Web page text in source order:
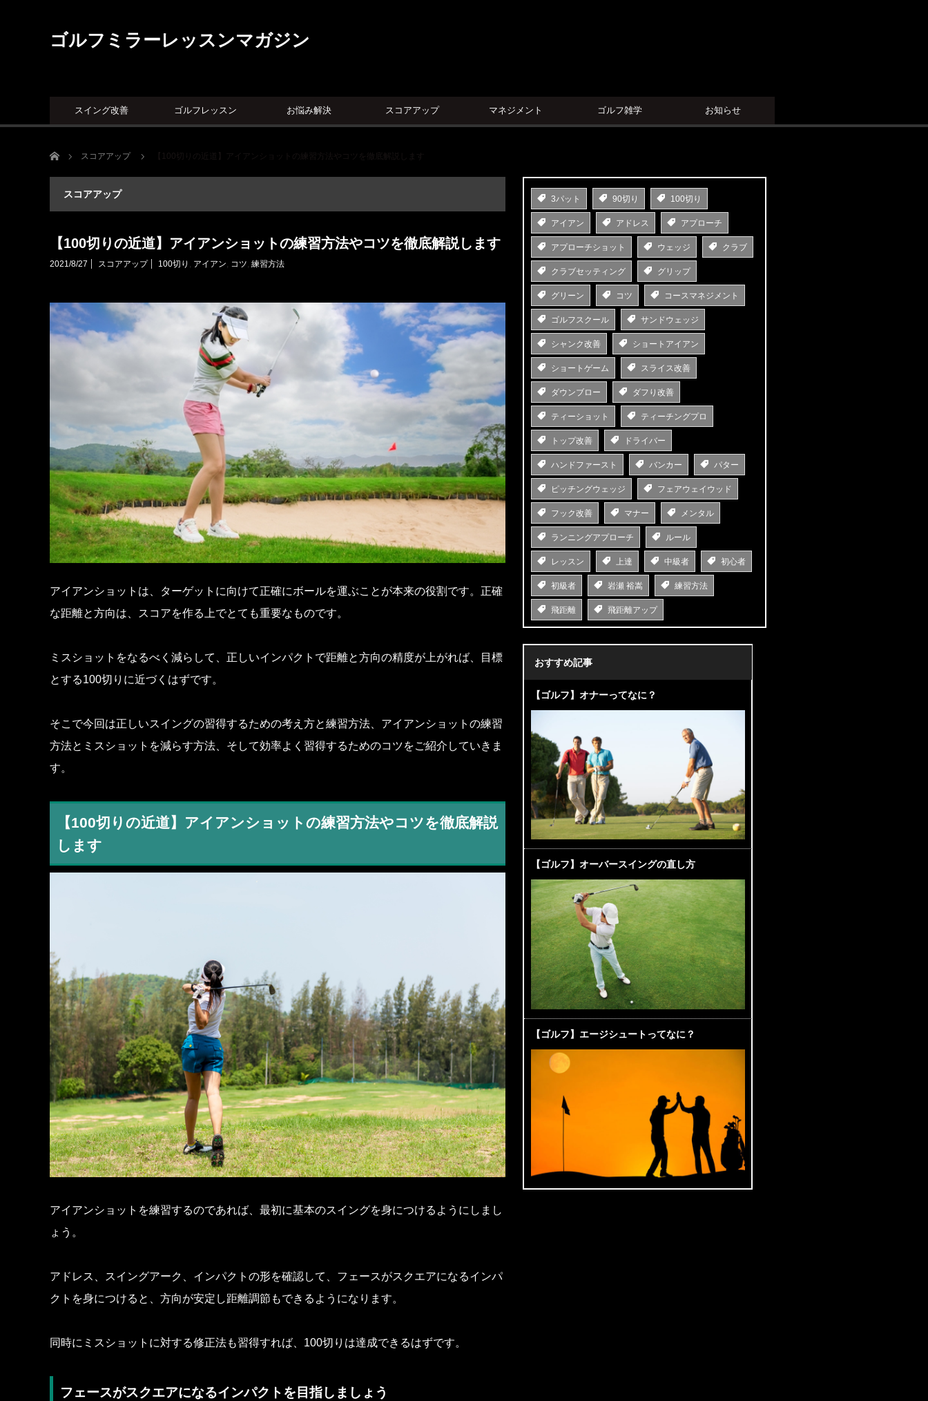
ゴルフミラーレッスンマガジン
スイング改善 ゴルフレッスン お悩み解決 スコアアップ マネジメント ゴルフ雑学 お知らせ
ホーム スコアアップ 【100切りの近道】アイアンショットの練習方法やコツを徹底解説します
スコアアップ
【100切りの近道】アイアンショットの練習方法やコツを徹底解説します
2021/8/27 スコアアップ 100切り , アイアン, コツ, 練習方法
アイアンショットは、ターゲットに向けて正確にボールを運ぶことが本来の役割です。正確
な距離と方向は、スコアを作る上でとても重要なものです。
ミスショットをなるべく減らして、正しいインパクトで距離と方向の精度が上がれば、目標
とする100切りに近づくはずです。
そこで今回は正しいスイングの習得するための考え方と練習方法、アイアンショットの練習
方法とミスショットを減らす方法、そして効率よく習得するためのコツをご紹介していきま
す。
【100切りの近道】アイアンショットの練習方法やコツを徹底解説
します
アイアンショットを練習するのであれば、最初に基本のスイングを身につけるようにしまし
ょう。
アドレス、スイングアーク、インパクトの形を確認して、フェースがスクエアになるインパ
クトを身につけると、方向が安定し距離調節もできるようになります。
同時にミスショットに対する修正法も習得すれば、100切りは達成できるはずです。
フェースがスクエアになるインパクトを目指しましょう
3パット 90切り 100切り
アイアン アドレス アプローチ
アプローチショット ウェッジ クラブ
クラブセッティング グリップ
グリーン コツ コースマネジメント
ゴルフスクール サンドウェッジ
シャンク改善 ショートアイアン
ショートゲーム スライス改善
ダウンブロー ダフり改善
ティーショット ティーチングプロ
トップ改善 ドライバー
ハンドファースト バンカー パター
ピッチングウェッジ フェアウェイウッド
フック改善 マナー メンタル
ランニングアプローチ ルール
レッスン 上達 中級者 初心者
初級者 岩瀬 裕嵩 練習方法
飛距離 飛距離アップ
おすすめ記事
【ゴルフ】オナーってなに？
【ゴルフ】オーバースイングの直し方
【ゴルフ】エージシュートってなに？